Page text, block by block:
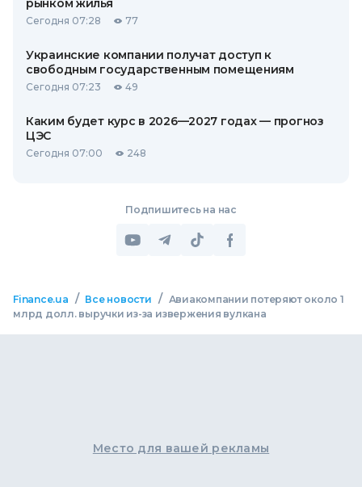
рынком жилья
Сегодня 07:28 77
Украинские компании получат доступ к
свободным государственным помещениям
Сегодня 07:23 49
Каким будет курс в 2026—2027 годах — прогноз
ЦЭС
Сегодня 07:00 248
Подпишитесь на нас
Finance.ua / Все новости / Авиакомпании потеряют около 1
млрд долл. выручки из-за извержения вулкана
Место для вашей рекламы